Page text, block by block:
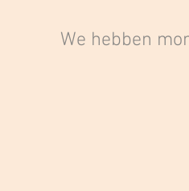
We hebben